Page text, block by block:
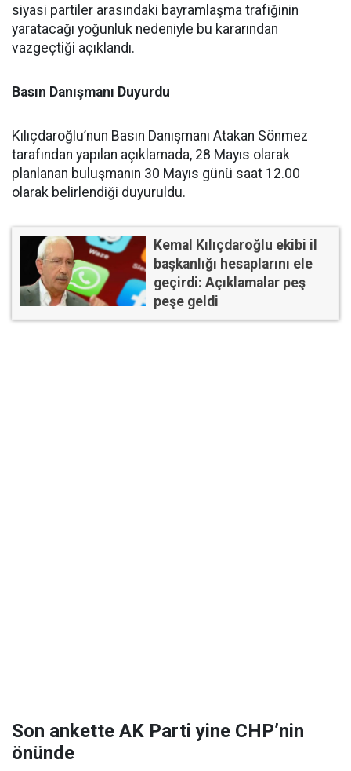
siyasi partiler arasındaki bayramlaşma trafiğinin
yaratacağı yoğunluk nedeniyle bu kararından
vazgeçtiği açıklandı.
Basın Danışmanı Duyurdu
Kılıçdaroğlu’nun Basın Danışmanı Atakan Sönmez
tarafından yapılan açıklamada, 28 Mayıs olarak
planlanan buluşmanın 30 Mayıs günü saat 12.00
olarak belirlendiği duyuruldu.
Kemal Kılıçdaroğlu ekibi il
başkanlığı hesaplarını ele
geçirdi: Açıklamalar peş
peşe geldi
Son ankette AK Parti yine CHP’nin
önünde